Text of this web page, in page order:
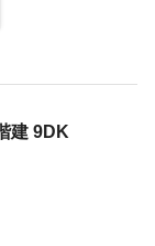
建 9DK